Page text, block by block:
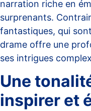
narration riche en
surprenants.
fantastiques, qui
drame offre une
ses intrigues
Une
inspirer et